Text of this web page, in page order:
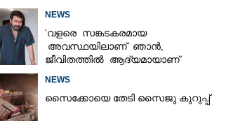
NEWS
'വളരെ സങ്കടകരമായ
അവസ്ഥയിലാണ് ഞാൻ,
ജീവിതത്തിൽ ആദ്യമായാണ്
NEWS
സൈക്കോയെ തേടി സൈജു കുറുപ്പ്